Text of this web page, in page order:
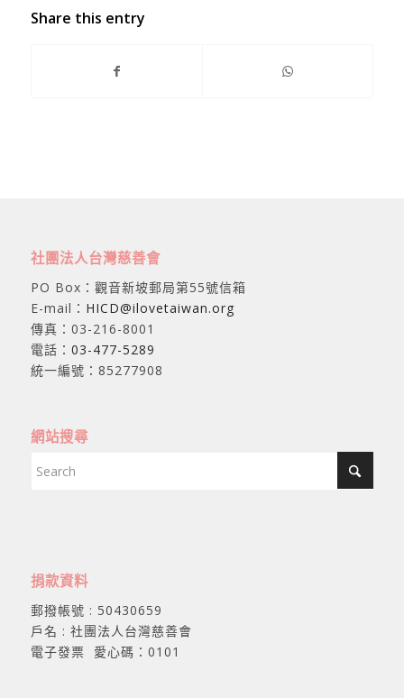
Share this entry
社團法人台灣慈善會
PO Box：觀音新坡郵局第55號信箱
E-mail： HICD@ilovetaiwan.org
傳真：03-216-8001
電話： 03-477-5289
統一編號：85277908
網站搜尋
捐款資料
郵撥帳號 : 50430659
戶名 : 社團法人台灣慈善會
電子發票 愛心碼：0101